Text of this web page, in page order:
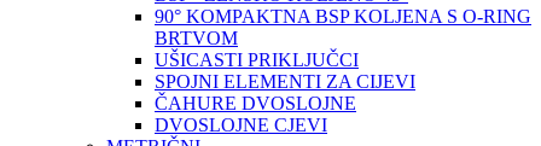
90° KOMPAKTNA BSP KOLJENA S O-RING
BRTVOM
UŠICASTI PRIKLJUČCI
SPOJNI ELEMENTI ZA CIJEVI
ČAHURE DVOSLOJNE
DVOSLOJNE CJEVI